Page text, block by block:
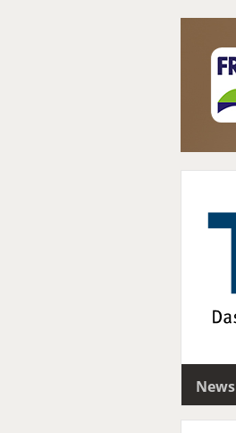
News